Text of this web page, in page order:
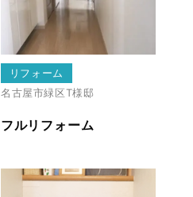
リフォーム
名古屋市緑区T様邸
フルリフォーム